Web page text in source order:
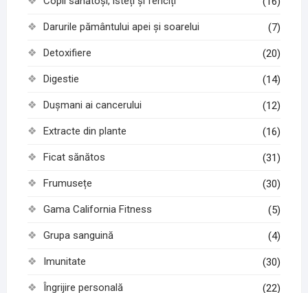
Darurile pământului apei și soarelui (7)
Detoxifiere (20)
Digestie (14)
Dușmani ai cancerului (12)
Extracte din plante (16)
Ficat sănătos (31)
Frumusețe (30)
Gama California Fitness (5)
Grupa sanguină (4)
Imunitate (30)
Îngrijire personală (22)